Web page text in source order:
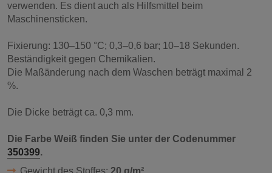
verwenden. Es dient auch als Hilfsmittel beim
Maschinensticken.
Fixierung: 130–150 °C; 0,3–0,6 bar; 10–18 Sekunden.
Beständigkeit gegen Chemikalien.
Die Maßänderung nach dem Waschen beträgt maximal 2
%.
Die Dicke beträgt ca. 0,3 mm.
Die Farbe Weiß finden Sie unter der Codenummer
350399.